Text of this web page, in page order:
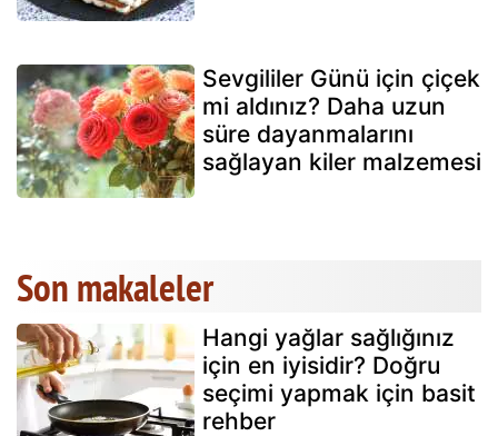
Sevgililer Günü için çiçek
mi aldınız? Daha uzun
süre dayanmalarını
sağlayan kiler malzemesi
Son makaleler
Hangi yağlar sağlığınız
için en iyisidir? Doğru
seçimi yapmak için basit
rehber